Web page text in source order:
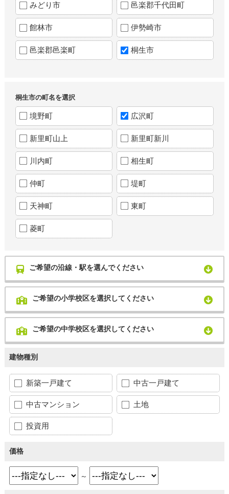
みどり市 邑楽郡千代田町
館林市 伊勢崎市
邑楽郡邑楽町 桐生市
桐生市の町名を選択
境野町 広沢町
新里町山上 新里町新川
川内町 相生町
仲町 堤町
天神町 東町
菱町
ご希望の沿線・駅を選んでください
ご希望の小学校区を選択してください
ご希望の中学校区を選択してください
建物種別
新築一戸建て 中古一戸建て
中古マンション 土地
投資用
価格
～